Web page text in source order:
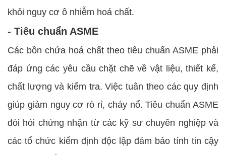
khỏi nguy cơ ô nhiễm hoá chất.
- Tiêu chuẩn ASME
Các bồn chứa hoá chất theo tiêu chuẩn ASME phải
đáp ứng các yêu cầu chặt chẽ về vật liệu, thiết kế,
chất lượng và kiểm tra. Việc tuân theo các quy định
giúp giảm nguy cơ rò rỉ, cháy nổ. Tiêu chuẩn ASME
đòi hỏi chứng nhận từ các kỹ sư chuyên nghiệp và
các tổ chức kiểm định độc lập đảm bảo tính tin cậy